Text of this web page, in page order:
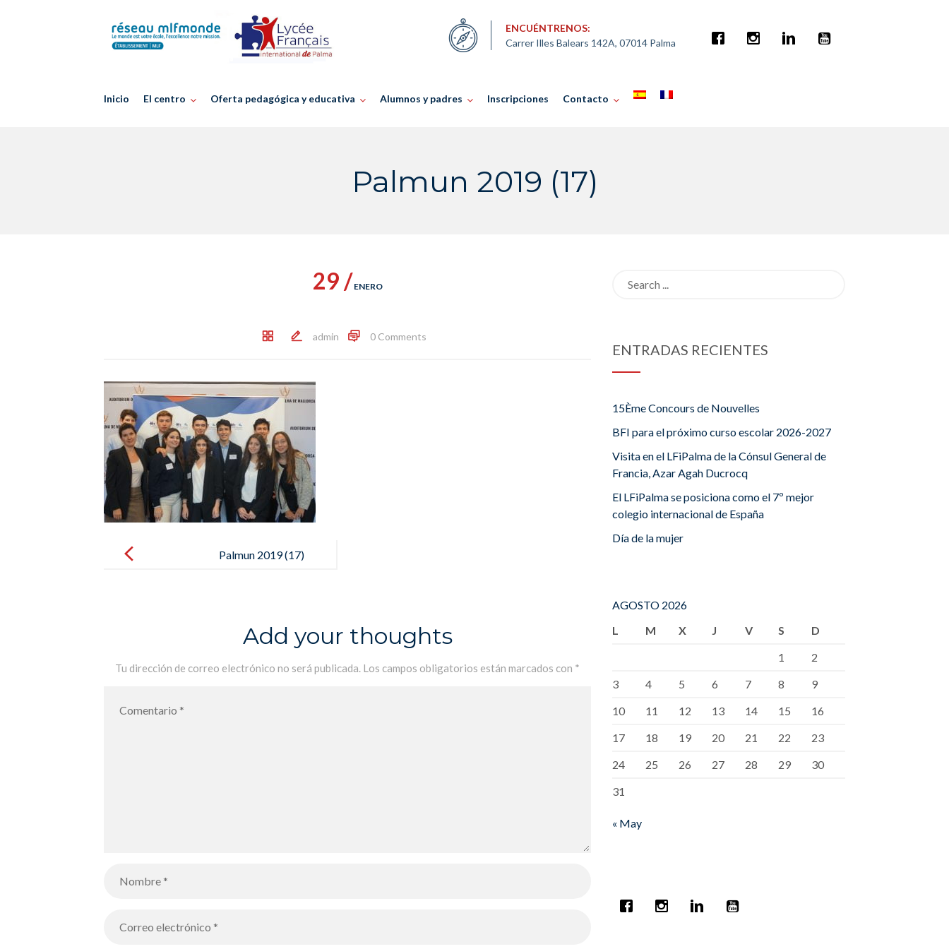
ENCUÉNTRENOS:
Carrer Illes Balears 142A, 07014 Palma
Inicio El centro Oferta pedagógica y educativa Alumnos y padres Inscripciones Contacto
Palmun 2019 (17)
29 / ENERO
admin 0 Comments
navigation
Palmun 2019 (17)
Add your thoughts
Tu dirección de correo electrónico no será publicada. Los campos obligatorios están marcados con *
ENTRADAS RECIENTES
15Ème Concours de Nouvelles
BFI para el próximo curso escolar 2026-2027
Visita en el LFiPalma de la Cónsul General de
Francia, Azar Agah Ducrocq
El LFiPalma se posiciona como el 7º mejor
colegio internacional de España
Día de la mujer
AGOSTO 2026
L
M X J V S
D
1
2
3
4 5 6 7 8
9
10
11 12 13 14 15
16
17
18 19 20 21 22
23
24
25 26 27 28 29
30
31
« May